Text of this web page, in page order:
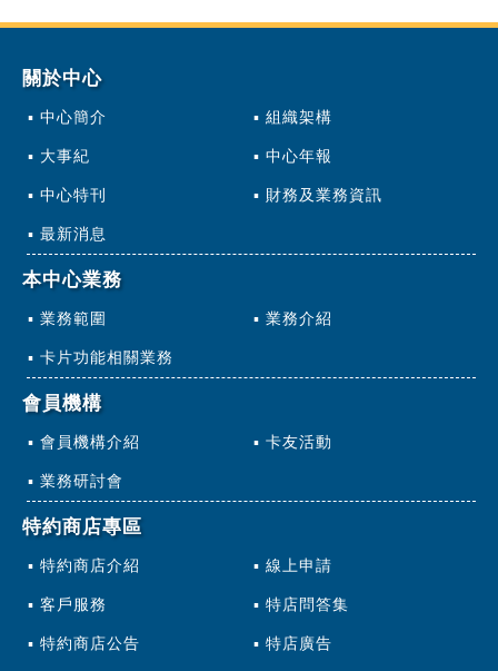
關於中心
中心簡介 組織架構
大事紀 中心年報
中心特刊 財務及業務資訊
最新消息
本中心業務
業務範圍 業務介紹
卡片功能相關業務
會員機構
會員機構介紹 卡友活動
業務研討會
特約商店專區
特約商店介紹 線上申請
客戶服務 特店問答集
特約商店公告 特店廣告